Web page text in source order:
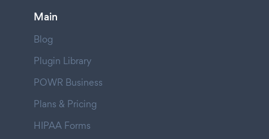
Main
Blog
Plugin Library
POWR Business
Plans & Pricing
HIPAA Forms